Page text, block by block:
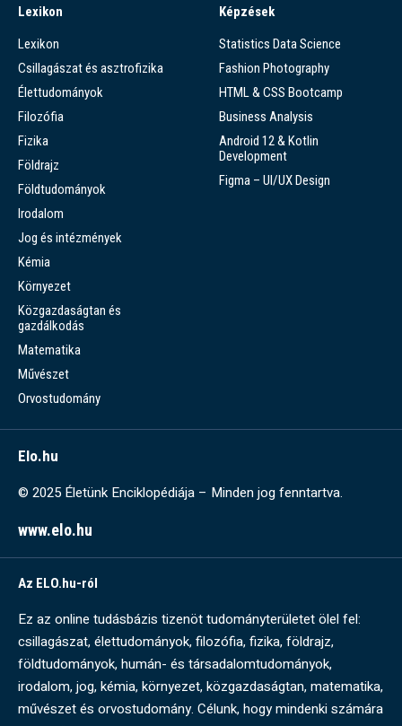
Lexikon
Lexikon
Csillagászat és asztrofizika
Élettudományok
Filozófia
Fizika
Földrajz
Földtudományok
Irodalom
Jog és intézmények
Kémia
Környezet
Közgazdaságtan és
gazdálkodás
Matematika
Művészet
Orvostudomány
Képzések
Statistics Data Science
Fashion Photography
HTML & CSS Bootcamp
Business Analysis
Android 12 & Kotlin
Development
Figma – UI/UX Design
Elo.hu
© 2025 Életünk Enciklopédiája – Minden jog fenntartva.
www.elo.hu
Az ELO.hu-ról
Ez az online tudásbázis tizenöt tudományterületet ölel fel:
csillagászat, élettudományok, filozófia, fizika, földrajz,
földtudományok, humán- és társadalomtudományok,
irodalom, jog, kémia, környezet, közgazdaságtan, matematika,
művészet és orvostudomány. Célunk, hogy mindenki számára